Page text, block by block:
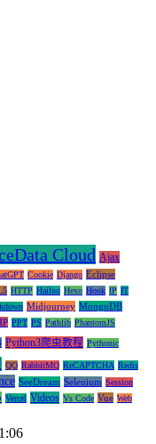
Cloud Ajax
Cookie Django Eclipse
HTTP Hailuo Hexo Hook IP IT
Midjourney MongoDB
PPT PS Pathlib PhantomJS
Python3爬虫教程 Pythonic
QQ RabbitMQ ReCAPTCHA Redis
SeeDream Selenium Session
Vercel Videos Vs Code Vue Web